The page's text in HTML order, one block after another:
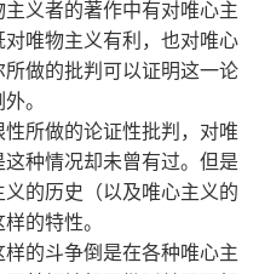
义者的著作中有对唯心主
唯物主义有利，也对唯心
做的批判可以证明这一论
外。
所做的论证性批判，对唯
种情况却未曾有过。但是
的历史（以及唯心主义的
的特性。
的斗争倒是在各种唯心主